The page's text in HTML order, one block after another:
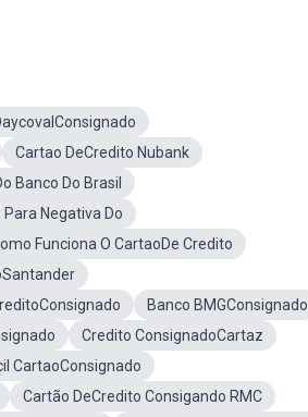
Cartao DeCredito Nubank
Banco Do Brasil
Negativa Do
Funciona O CartaoDe Credito
Banco BMGConsignado
Credito ConsignadoCartaz
CartaoConsignado
Cartão DeCredito Consigando RMC